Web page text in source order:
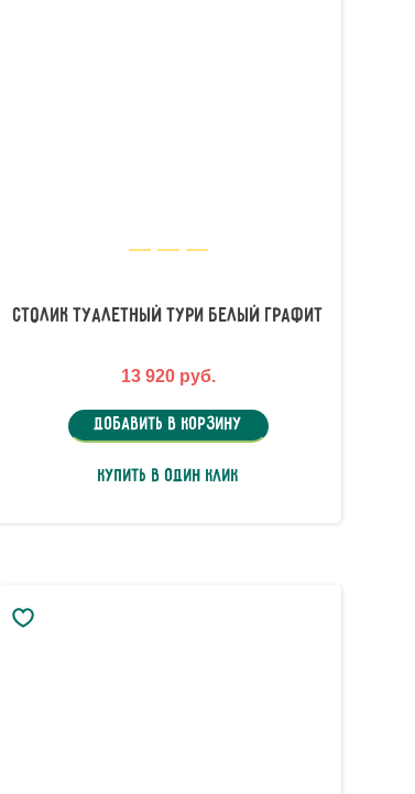
Столик туалетный Тури Белый Графит
13 920 руб.
Добавить в корзину
Купить в один клик